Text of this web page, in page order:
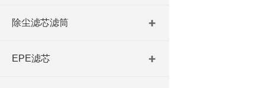
除尘滤芯滤筒
EPE滤芯